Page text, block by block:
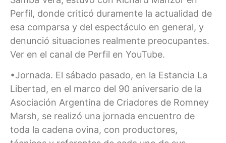
Perfil, donde criticó duramente la actualidad de
esa comparsa y del espectáculo en general, y
denunció situaciones realmente preocupantes.
Ver en el canal de Perfil en YouTube.
•Jornada. El sábado pasado, en la Estancia La
Libertad, en el marco del 90 aniversario de la
Asociación Argentina de Criadores de Romney
Marsh, se realizó una jornada encuentro de
toda la cadena ovina, con productores,